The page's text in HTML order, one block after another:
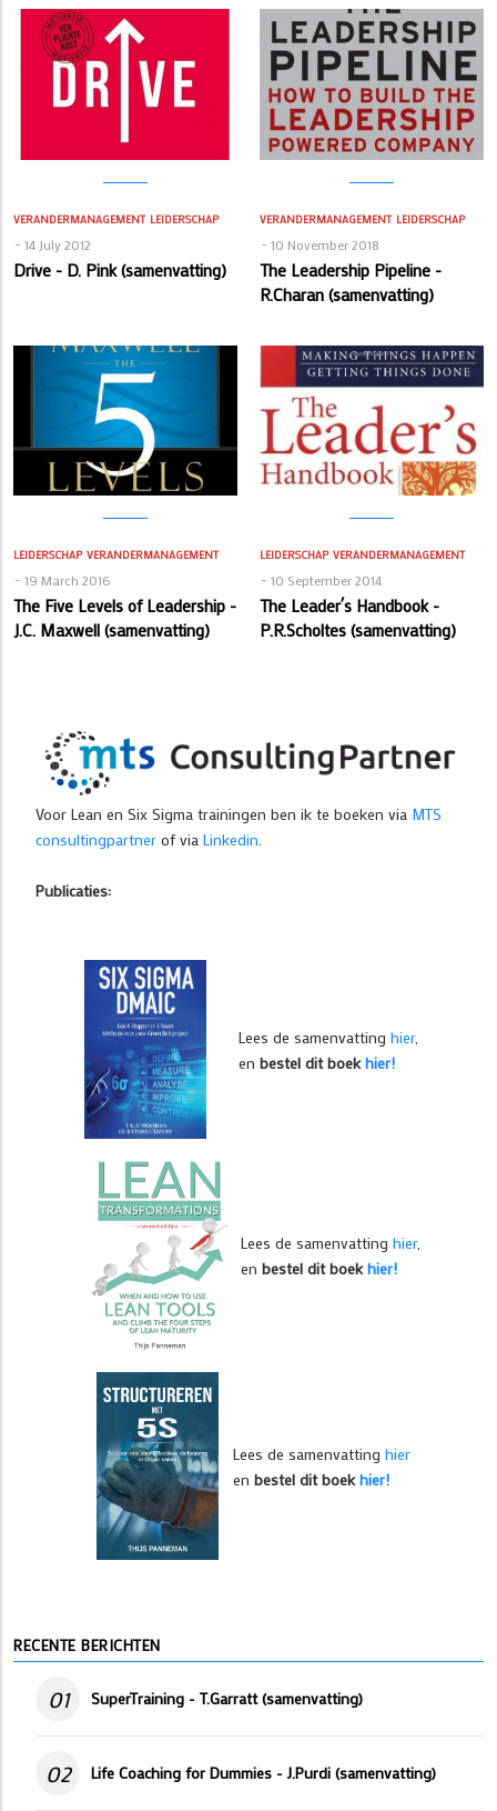
VERANDERMANAGEMENT LEIDERSCHAP
14 July 2012
Drive - D. Pink (samenvatting)
VERANDERMANAGEMENT LEIDERSCHAP
10 November 2018
The Leadership Pipeline -
R.Charan (samenvatting)
LEIDERSCHAP VERANDERMANAGEMENT
19 March 2016
The Five Levels of Leadership -
J.C. Maxwell (samenvatting)
LEIDERSCHAP VERANDERMANAGEMENT
10 September 2014
The Leader´s Handbook -
P.R.Scholtes (samenvatting)
Voor Lean en Six Sigma trainingen ben ik te boeken via MTS
consultingpartner of via Linkedin.
Publicaties:
Lees de samenvatting hier,
en bestel dit boekhier!
Lees de samenvatting hier,
en bestel dit boekhier!
Lees de samenvatting hier
en bestel dit boekhier!
RECENTE BERICHTEN
01 SuperTraining - T.Garratt (samenvatting)
02 Life Coaching for Dummies - J.Purdi (samenvatting)